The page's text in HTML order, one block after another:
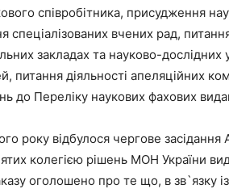
співробітника, присудження
спеціалізованих вчених рад,
закладах та науково-дослідних
питання діяльності апеляційних
до Переліку наукових фахових
року відбулося чергове засідання
колегією рішень МОН України
оголошено про те що, в зв`язку